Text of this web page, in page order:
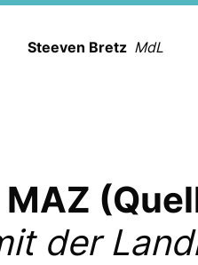
Steeven Bretz MdL
MAZ
der